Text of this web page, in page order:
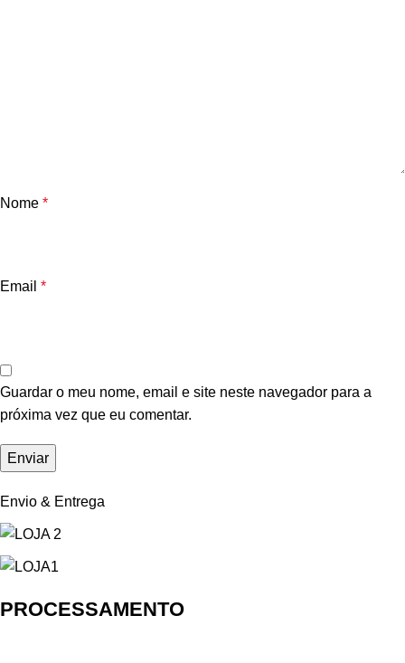
Nome *
Email *
Guardar o meu nome, email e site neste navegador para a
próxima vez que eu comentar.
Envio & Entrega
PROCESSAMENTO